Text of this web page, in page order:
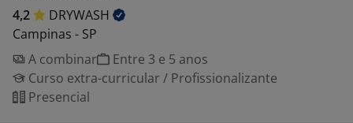
4,2
DRYWASH
Campinas - SP
A combinar
Entre 3 e 5 anos
Curso extra-curricular / Profissionalizante
Presencial